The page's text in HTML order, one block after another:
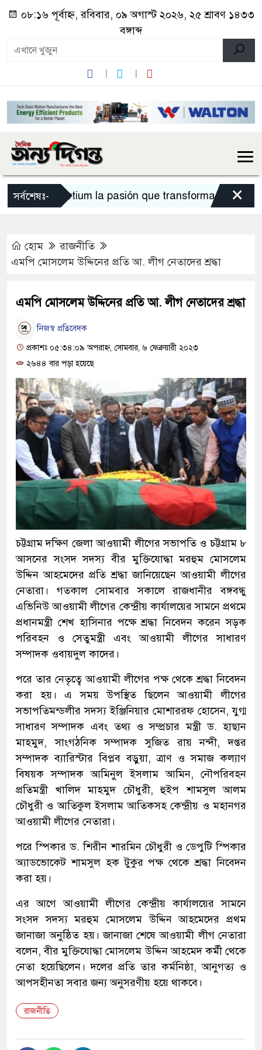
০৮:১৬ পূর্বাহ্ন, রবিবার, ০৯ অগাস্ট ২০২৬, ২৫ শ্রাবণ ১৪৩৩
বঙ্গাব্দ
সর্বশেষঃ-Sportium la pasión que transforma cada ×
হোম
রাজনীতি
এমপি মোসলেম উদ্দিনের প্রতি আ. লীগ নেতাদের শ্রদ্ধা
এমপি মোসলেম উদ্দিনের প্রতি আ. লীগ নেতাদের শ্রদ্ধা
নিজস্ব প্রতিবেদক
প্রকাশঃ ০৫:৩৪:০৯ অপরাহ্ন, সোমবার, ৬ ফেব্রুয়ারী ২০২৩
২৬৪৪ বার পড়া হয়েছে
চট্টগ্রাম দক্ষিণ জেলা আওয়ামী লীগের সভাপতি ও চট্টগ্রাম ৮
আসনের সংসদ সদস্য বীর মুক্তিযোদ্ধা মরহুম মোসলেম
উদ্দিন আহমেদের প্রতি শ্রদ্ধা জানিয়েছেন আওয়ামী লীগের
নেতারা। গতকাল সোমবার সকালে রাজধানীর বঙ্গবন্ধু
এভিনিউ আওয়ামী লীগের কেন্দ্রীয় কার্যালয়ের সামনে প্রথমে
প্রধানমন্ত্রী শেখ হাসিনার পক্ষে শ্রদ্ধা নিবেদন করেন সড়ক
পরিবহন ও সেতুমন্ত্রী এবং আওয়ামী লীগের সাধারণ
সম্পাদক ওবায়দুল কাদের।
পরে তার নেতৃত্বে আওয়ামী লীগের পক্ষ থেকে শ্রদ্ধা নিবেদন
করা হয়। এ সময় উপস্থিত ছিলেন আওয়ামী লীগের
সভাপতিমন্ডলীর সদস্য ইঞ্জিনিয়ার মোশাররফ হোসেন, যুগ্ম
সাধারণ সম্পাদক এবং তথ্য ও সম্প্রচার মন্ত্রী ড. হাছান
মাহমুদ, সাংগঠনিক সম্পাদক সুজিত রায় নন্দী, দপ্তর
সম্পাদক ব্যারিস্টার বিপ্লব বড়ুয়া, ত্রাণ ও সমাজ কল্যাণ
বিষয়ক সম্পাদক আমিনুল ইসলাম আমিন, নৌপরিবহন
প্রতিমন্ত্রী খালিদ মাহমুদ চৌধুরী, হুইপ শামসুল আলম
চৌধুরী ও আতিকুল ইসলাম আতিকসহ কেন্দ্রীয় ও মহানগর
আওয়ামী লীগের নেতারা।
পরে স্পিকার ড. শিরীন শারমিন চৌধুরী ও ডেপুটি স্পিকার
অ্যাডভোকেট শামসুল হক টুকুর পক্ষ থেকে শ্রদ্ধা নিবেদন
করা হয়।
এর আগে আওয়ামী লীগের কেন্দ্রীয় কার্যালয়ের সামনে
সংসদ সদস্য মরহুম মোসলেম উদ্দিন আহমেদের প্রথম
জানাজা অনুষ্ঠিত হয়। জানাজা শেষে আওয়ামী লীগ নেতারা
বলেন, বীর মুক্তিযোদ্ধা মোসলেম উদ্দিন আহমেদ কর্মী থেকে
নেতা হয়েছিলেন। দলের প্রতি তার কর্মনিষ্ঠা, আনুগত্য ও
আপসহীনতা সবার জন্য অনুসরণীয় হয়ে থাকবে।
রাজনীতি